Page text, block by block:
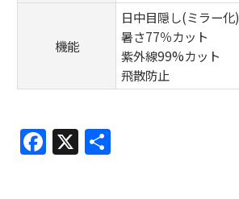
機能
日中目隠し(ミラー化)
暑さ77％カット
紫外線99%カット
飛散防止
F
a
X